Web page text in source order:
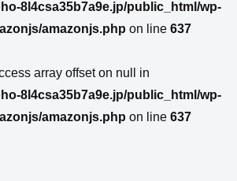
8l4csa35b7a9e.jp/public_html/wp-
amazonjs.php on line 637
array offset on null in
8l4csa35b7a9e.jp/public_html/wp-
amazonjs.php on line 637